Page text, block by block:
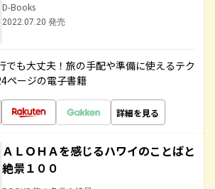
D-Books
2022.07.20 発売
でも大丈夫！旅の手配や準備に使えるテク
ページの電子書籍
詳細を見る
ＡＬＯＨＡを感じるハワイのことばと
絶景１００